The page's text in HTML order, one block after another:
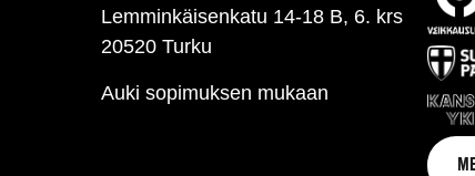
Lemminkäisenkatu 14-18 B, 6. krs
20520 Turku
Auki sopimuksen mukaan